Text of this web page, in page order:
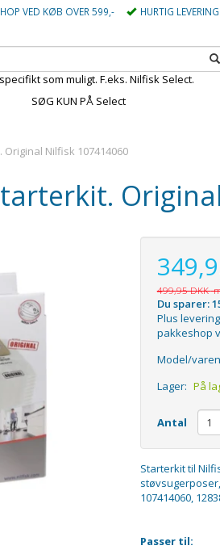
VED KØB OVER 599,- HURTIG LEVERING
som muligt. F.eks. Nilfisk Select.
SØG KUN PÅ Select
Nilfisk 107414060
499,95 DKK
Du sparer:
Plus
pakkeshop
Model/
Lager: På
Antal
Starterkit til
107414060,
Passer til: